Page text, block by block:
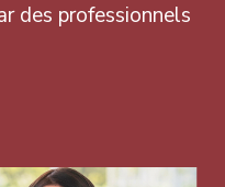
des professionnels